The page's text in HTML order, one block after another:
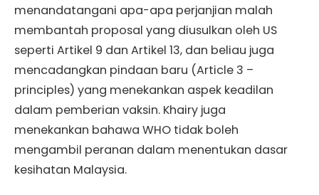
menandatangani apa-apa perjanjian malah
membantah proposal yang diusulkan oleh US
seperti Artikel 9 dan Artikel 13, dan beliau juga
mencadangkan pindaan baru (Article 3 –
principles) yang menekankan aspek keadilan
dalam pemberian vaksin. Khairy juga
menekankan bahawa WHO tidak boleh
mengambil peranan dalam menentukan dasar
kesihatan Malaysia.